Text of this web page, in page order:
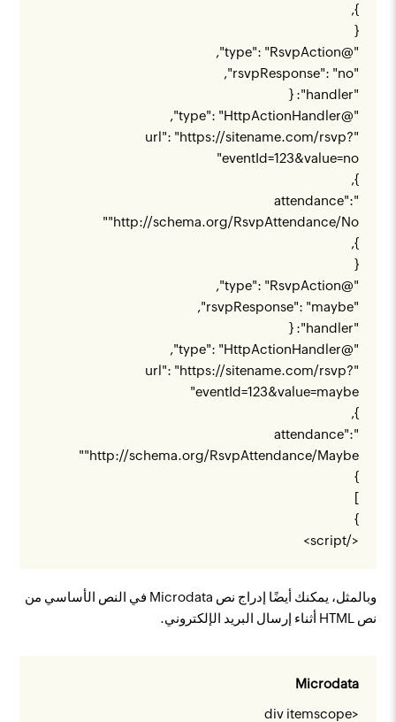
},
{
"@type": "RsvpAction",
"rsvpResponse": "no",
"handler": {
"@type": "HttpActionHandler",
"url": "
https://sitename.com/rsvp?
eventId=123&value=no
"
},
"attendance":
"http://schema.org/RsvpAttendance/No
"
},
{
"@type": "RsvpAction",
"rsvpResponse": "maybe",
"handler": {
"@type": "HttpActionHandler",
"url": "
https://sitename.com/rsvp?
eventId=123&value=maybe
"
},
"attendance":
"http://schema.org/RsvpAttendance/Maybe
"
}
]
}
</script>
وبالمثل، يمكنك أيضًا إدراج نص Microdata في النص الأساسي من
نص HTML أثناء إرسال البريد الإلكتروني.
Microdata
<div itemscope